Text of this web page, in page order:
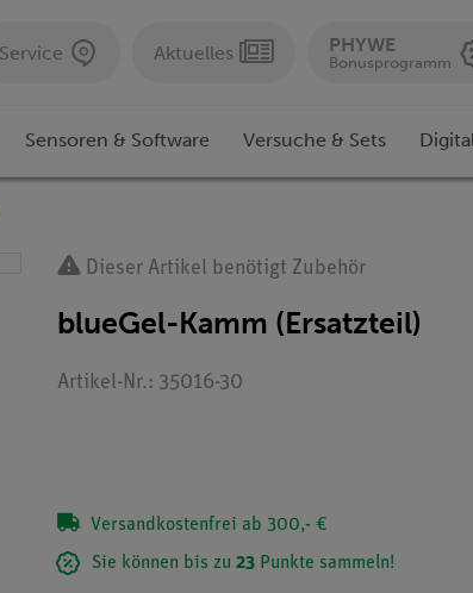
Service Aktuelles PHYWE
Bonusprogramm
Sensoren & Software Versuche & Sets
Dieser Artikel benötigt Zubehör
blueGel-Kamm (Ersatzteil)
Artikel-Nr.: 35016-30
Versandkostenfrei ab 300,- €
Sie können bis zu 23 Punkte sammeln!